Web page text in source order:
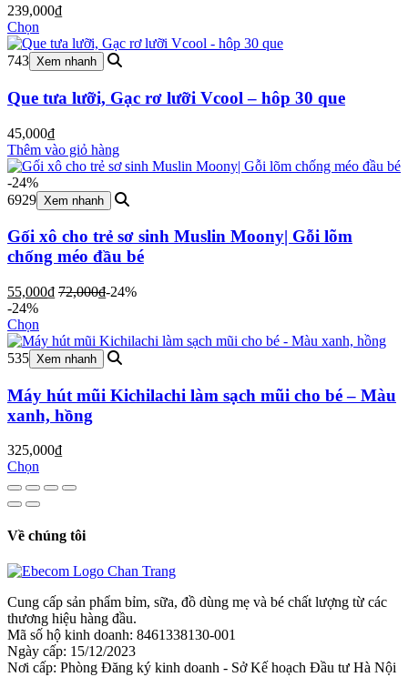
239,000₫
Chọn
743 Xem nhanh
Que tưa lưỡi, Gạc rơ lưỡi Vcool – hôp 30 que
45,000₫
Thêm vào giỏ hàng
-24%
6929 Xem nhanh
Gối xô cho trẻ sơ sinh Muslin Moony| Gỗi lõm
chống méo đầu bé
55,000₫ 72,000₫-24%
-24%
Chọn
535 Xem nhanh
Máy hút mũi Kichilachi làm sạch mũi cho bé – Màu
xanh, hồng
325,000₫
Chọn
Về chúng tôi
Cung cấp sản phẩm bỉm, sữa, đồ dùng mẹ và bé chất lượng từ các
thương hiệu hàng đầu.
Mã số hộ kinh doanh: 8461338130-001
Ngày cấp: 15/12/2023
Nơi cấp: Phòng Đăng ký kinh doanh - Sở Kế hoạch Đầu tư Hà Nội